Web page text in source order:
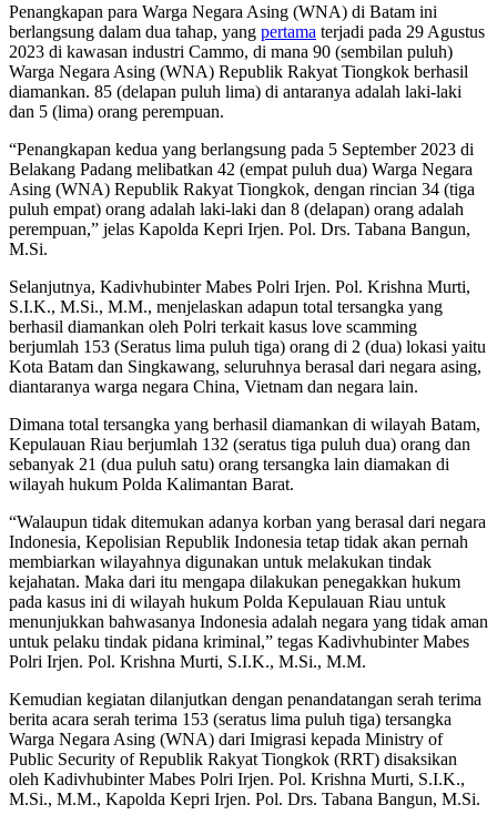
Penangkapan para Warga Negara Asing (WNA) di Batam ini
berlangsung dalam dua tahap, yang pertama terjadi pada 29 Agustus
2023 di kawasan industri Cammo, di mana 90 (sembilan puluh)
Warga Negara Asing (WNA) Republik Rakyat Tiongkok berhasil
diamankan. 85 (delapan puluh lima) di antaranya adalah laki-laki
dan 5 (lima) orang perempuan.
“Penangkapan kedua yang berlangsung pada 5 September 2023 di
Belakang Padang melibatkan 42 (empat puluh dua) Warga Negara
Asing (WNA) Republik Rakyat Tiongkok, dengan rincian 34 (tiga
puluh empat) orang adalah laki-laki dan 8 (delapan) orang adalah
perempuan,” jelas Kapolda Kepri Irjen. Pol. Drs. Tabana Bangun,
M.Si.
Selanjutnya, Kadivhubinter Mabes Polri Irjen. Pol. Krishna Murti,
S.I.K., M.Si., M.M., menjelaskan adapun total tersangka yang
berhasil diamankan oleh Polri terkait kasus love scamming
berjumlah 153 (Seratus lima puluh tiga) orang di 2 (dua) lokasi yaitu
Kota Batam dan Singkawang, seluruhnya berasal dari negara asing,
diantaranya warga negara China, Vietnam dan negara lain.
Dimana total tersangka yang berhasil diamankan di wilayah Batam,
Kepulauan Riau berjumlah 132 (seratus tiga puluh dua) orang dan
sebanyak 21 (dua puluh satu) orang tersangka lain diamakan di
wilayah hukum Polda Kalimantan Barat.
“Walaupun tidak ditemukan adanya korban yang berasal dari negara
Indonesia, Kepolisian Republik Indonesia tetap tidak akan pernah
membiarkan wilayahnya digunakan untuk melakukan tindak
kejahatan. Maka dari itu mengapa dilakukan penegakkan hukum
pada kasus ini di wilayah hukum Polda Kepulauan Riau untuk
menunjukkan bahwasanya Indonesia adalah negara yang tidak aman
untuk pelaku tindak pidana kriminal,” tegas Kadivhubinter Mabes
Polri Irjen. Pol. Krishna Murti, S.I.K., M.Si., M.M.
Kemudian kegiatan dilanjutkan dengan penandatangan serah terima
berita acara serah terima 153 (seratus lima puluh tiga) tersangka
Warga Negara Asing (WNA) dari Imigrasi kepada Ministry of
Public Security of Republik Rakyat Tiongkok (RRT) disaksikan
oleh Kadivhubinter Mabes Polri Irjen. Pol. Krishna Murti, S.I.K.,
M.Si., M.M., Kapolda Kepri Irjen. Pol. Drs. Tabana Bangun, M.Si.